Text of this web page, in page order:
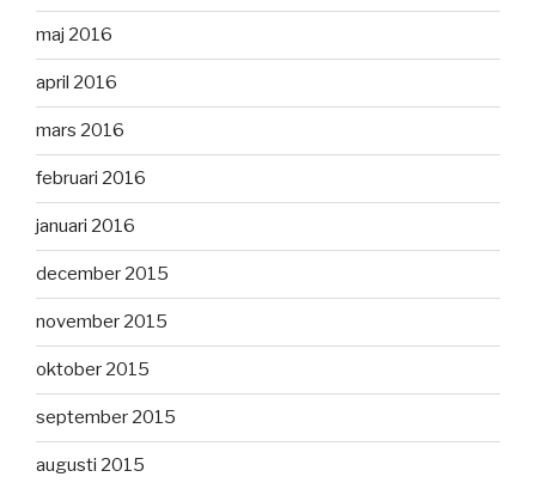
maj 2016
april 2016
mars 2016
februari 2016
januari 2016
december 2015
november 2015
oktober 2015
september 2015
augusti 2015